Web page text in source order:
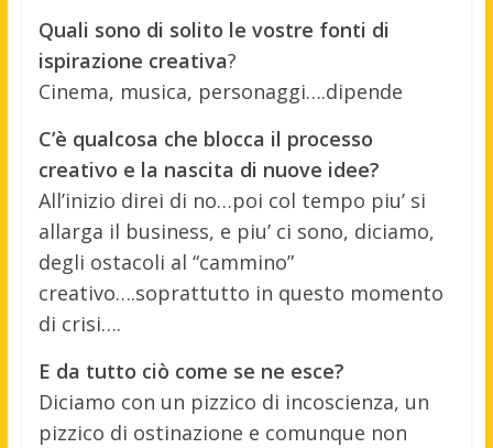
Quali sono di solito le vostre fonti di
ispirazione creativa?
Cinema, musica, personaggi….dipende
C’è qualcosa che blocca il processo
creativo e la nascita di nuove idee?
All’inizio direi di no…poi col tempo piu’ si
allarga il business, e piu’ ci sono, diciamo,
degli ostacoli al “cammino”
creativo….soprattutto in questo momento
di crisi….
E da tutto ciò come se ne esce?
Diciamo con un pizzico di incoscienza, un
pizzico di ostinazione e comunque non